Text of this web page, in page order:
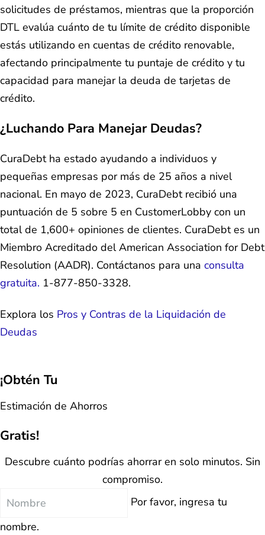
solicitudes de préstamos, mientras que la proporción
DTL evalúa cuánto de tu límite de crédito disponible
estás utilizando en cuentas de crédito renovable,
afectando principalmente tu puntaje de crédito y tu
capacidad para manejar la deuda de tarjetas de
crédito.
¿Luchando Para Manejar Deudas?
CuraDebt ha estado ayudando a individuos y
pequeñas empresas por más de 25 años a nivel
nacional. En mayo de 2023, CuraDebt recibió una
puntuación de 5 sobre 5 en CustomerLobby con un
total de 1,600+ opiniones de clientes. CuraDebt es un
Miembro Acreditado del American Association for Debt
Resolution (AADR). Contáctanos para una consulta
gratuita. 1-877-850-3328.
Explora los Pros y Contras de la Liquidación de
Deudas
¡Obtén Tu
Estimación de Ahorros
Gratis!
Descubre cuánto podrías ahorrar en solo minutos. Sin
compromiso.
Nombre
Por favor, ingresa tu
nombre.